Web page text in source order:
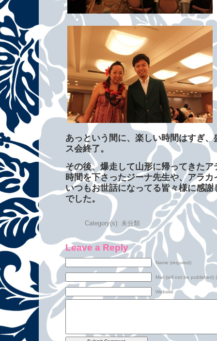
あっという間に、楽しい時間はすぎ
ス会終了。
その後、爆走して山形に帰ってきた
時間を下さったジーナ先生や、アラ
いつもお世話になってる皆々様に感
でした。
Category(s): 未分類
Leave a Reply
Name (required)
Mail (will not be published)
Website